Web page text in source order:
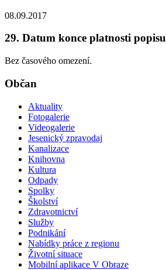
08.09.2017
29. Datum konce platnosti popisu
Bez časového omezení.
Občan
Aktuality
Fotogalerie
Videogalerie
Jesenický zpravodaj
Kanalizace
Knihovna
Kultura
Odpady
Spolky
Školství
Zdravotnictví
Služby
Podnikání
Nabídky práce z regionu
Životní situace
Mobilní aplikace V Obraze